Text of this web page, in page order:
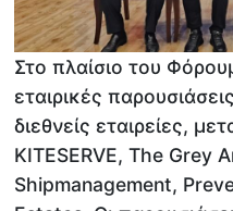
Στο πλαίσιο του
εταιρικές
διεθνείς εταιρείες,
KITESERVE, The Grey
Shipmanagement,